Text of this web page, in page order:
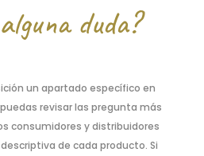
duda?
un apartado específico en
revisar las pregunta más
consumidores y distribuidores
de cada producto. Si